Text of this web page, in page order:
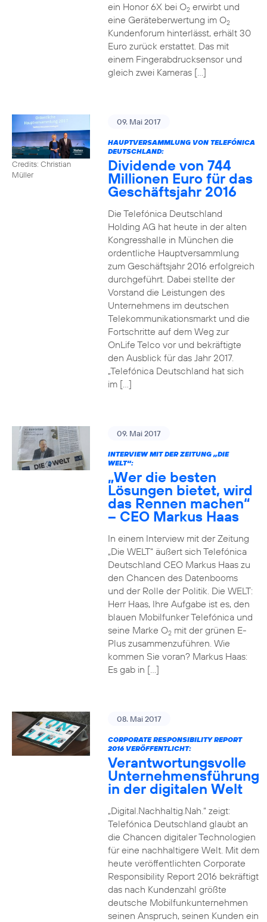
ein Honor 6X bei O2erwirbt und
eine Geräteberwertung im O2
Kundenforum hinterlässt, erhält 30
Euro zurück erstattet. Das mit
einem Fingerabdrucksensor und
gleich zwei Kameras […]
Credits: Christian
Müller
09. Mai 2017
HAUPTVERSAMMLUNG VON TELEFÓNICA
DEUTSCHLAND:
Dividende von 744
Millionen Euro für das
Geschäftsjahr 2016
Die Telefónica Deutschland
Holding AG hat heute in der alten
Kongresshalle in München die
ordentliche Hauptversammlung
zum Geschäftsjahr 2016 erfolgreich
durchgeführt. Dabei stellte der
Vorstand die Leistungen des
Unternehmens im deutschen
Telekommunikationsmarkt und die
Fortschritte auf dem Weg zur
OnLife Telco vor und bekräftigte
den Ausblick für das Jahr 2017.
„Telefónica Deutschland hat sich
im […]
09. Mai 2017
INTERVIEW MIT DER ZEITUNG „DIE
WELT“:
„Wer die besten
Lösungen bietet, wird
das Rennen machen“
– CEO Markus Haas
In einem Interview mit der Zeitung
„Die WELT“ äußert sich Telefónica
Deutschland CEO Markus Haas zu
den Chancen des Datenbooms
und der Rolle der Politik. Die WELT:
Herr Haas, Ihre Aufgabe ist es, den
blauen Mobilfunker Telefónica und
seine Marke O2mit der grünen E-
Plus zusammenzuführen. Wie
kommen Sie voran? Markus Haas:
Es gab in […]
08. Mai 2017
CORPORATE RESPONSIBILITY REPORT
2016 VERÖFFENTLICHT:
Verantwortungsvolle
Unternehmensführung
in der digitalen Welt
„Digital.Nachhaltig.Nah.“ zeigt:
Telefónica Deutschland glaubt an
die Chancen digitaler Technologien
für eine nachhaltigere Welt. Mit dem
heute veröffentlichten Corporate
Responsibility Report 2016 bekräftigt
das nach Kundenzahl größte
deutsche Mobilfunkunternehmen
seinen Anspruch, seinen Kunden ein